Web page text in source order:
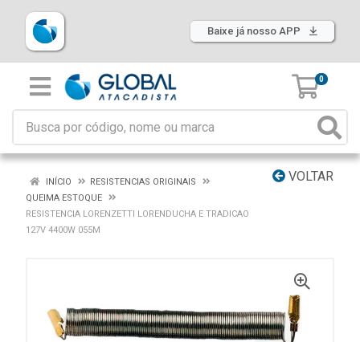
Baixe já nosso APP
0
VOLTAR
INÍCIO
RESISTENCIAS ORIGINAIS
QUEIMA ESTOQUE
RESISTENCIA LORENZETTI LORENDUCHA E TRADICAO
127V 4400W 055M